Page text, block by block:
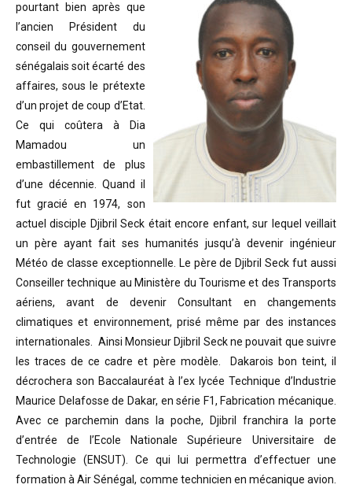
pourtant bien après que
l’ancien Président du
conseil du gouvernement
sénégalais soit écarté des
affaires, sous le prétexte
d’un projet de coup d’Etat.
Ce qui coûtera à Dia
Mamadou un
embastillement de plus
d’une décennie. Quand il
fut gracié en 1974, son
actuel disciple Djibril Seck était encore enfant, sur lequel veillait
un père ayant fait ses humanités jusqu’à devenir ingénieur
Météo de classe exceptionnelle. Le père de Djibril Seck fut aussi
Conseiller technique au Ministère du Tourisme et des Transports
aériens, avant de devenir Consultant en changements
climatiques et environnement, prisé même par des instances
internationales. Ainsi Monsieur Djibril Seck ne pouvait que suivre
les traces de ce cadre et père modèle. Dakarois bon teint, il
décrochera son Baccalauréat à l’ex lycée Technique d’Industrie
Maurice Delafosse de Dakar, en série F1, Fabrication mécanique.
Avec ce parchemin dans la poche, Djibril franchira la porte
d’entrée de l’Ecole Nationale Supérieure Universitaire de
Technologie (ENSUT). Ce qui lui permettra d’effectuer une
formation à Air Sénégal, comme technicien en mécanique avion.